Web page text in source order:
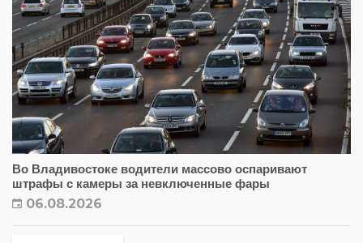
Во Владивостоке водители массово оспаривают
штрафы с камеры за невключенные фары
06.08.2026